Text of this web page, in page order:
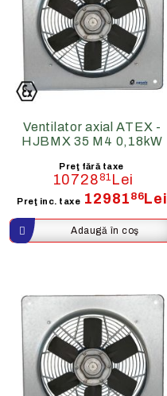
Ventilator axial ATEX -
HJBMX 35 M4 0,18kW
Preţ fără taxe
1072881Lei
Preţ inc. taxe 12981 86 Lei